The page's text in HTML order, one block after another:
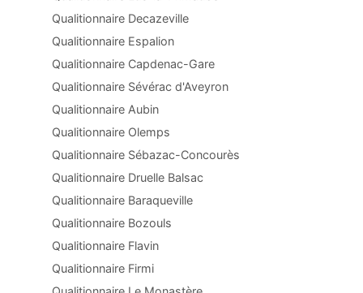
Qualitionnaire Decazeville
Qualitionnaire Espalion
Qualitionnaire Capdenac-Gare
Qualitionnaire Sévérac d'Aveyron
Qualitionnaire Aubin
Qualitionnaire Olemps
Qualitionnaire Sébazac-Concourès
Qualitionnaire Druelle Balsac
Qualitionnaire Baraqueville
Qualitionnaire Bozouls
Qualitionnaire Flavin
Qualitionnaire Firmi